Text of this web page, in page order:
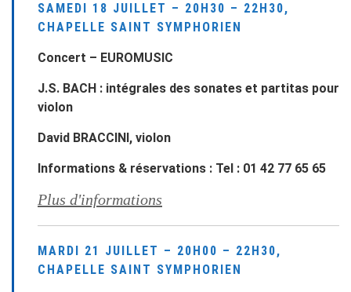
SAMEDI 18 JUILLET – 20H30 – 22H30,
CHAPELLE SAINT SYMPHORIEN
Concert – EUROMUSIC
J.S. BACH : intégrales des sonates et partitas pour
violon
David BRACCINI, violon
Informations & réservations : Tel : 01 42 77 65 65
Plus d'informations
MARDI 21 JUILLET – 20H00 – 22H30,
CHAPELLE SAINT SYMPHORIEN